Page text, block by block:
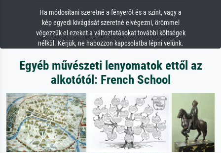
Ha módosítani szeretné a fényerőt és a színt, vagy a
kép egyedi kivágását szeretné elvégezni, örömmel
végezzük el ezeket a változtatásokat további költségek
nélkül. Kérjük, ne habozzon kapcsolatba lépni velünk.
Egyéb művészeti lenyomatok ettől az
alkotótól: French School